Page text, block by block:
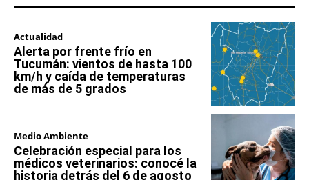
Actualidad
Alerta por frente frío en
Tucumán: vientos de hasta 100
km/h y caída de temperaturas
de más de 5 grados
Medio Ambiente
Celebración especial para los
médicos veterinarios: conocé la
historia detrás del 6 de agosto